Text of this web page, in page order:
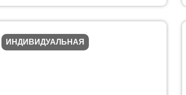
ИНДИВИДУАЛЬНАЯ